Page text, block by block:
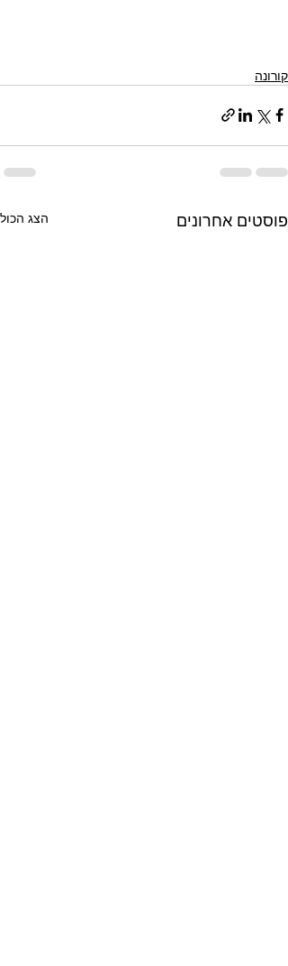
קורונה
פוסטים אחרונים הצג הכול